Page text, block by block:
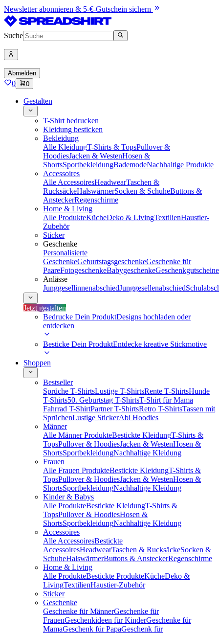
Newsletter abonnieren & 5-€-Gutschein sichern
Suche
Abmelden
0 0
Gestalten
T-Shirt bedrucken
Kleidung besticken
Bekleidung
Alle KleidungT-Shirts & TopsPullover &
HoodiesJacken & WestenHosen &
ShortsSportbekleidungBademodeNachhaltige Produkte
Accessoires
Alle AccessoiresHeadwearTaschen &
RucksäckeHalswärmerSocken & SchuheButtons &
AnsteckerRegenschirme
Home & Living
Alle ProdukteKücheDeko & LivingTextilienHaustier-
Zubehör
Sticker
Geschenke
Personalisierte
GeschenkeGeburtstagsgeschenkeGeschenke für
PaareFotogeschenkeBabygeschenkeGeschenkgutscheine
Anlässe
JunggesellinnenabschiedJunggesellenabschied
Jetzt gestalten
Bedrucke Dein ProduktDesigns hochladen oder
entdecken
Besticke Dein ProduktEntdecke kreative Stickmotive
Shoppen
Bestseller
Sprüche T-ShirtsLustige T-ShirtsRente T-ShirtsHunde
T-Shirts50. Geburtstag T-ShirtsT-Shirt für Mama
Fahrrad T-ShirtPartner T-ShirtsRetro T-ShirtsTassen mit
SprüchenLustige StickerAbi Hoodies
Männer
Alle Männer ProdukteBestickte KleidungT-Shirts &
TopsPullover & HoodiesJacken & WestenHosen &
ShortsSportbekleidungNachhaltige Kleidung
Frauen
Alle Frauen ProdukteBestickte KleidungT-Shirts &
TopsPullover & HoodiesJacken & WestenHosen &
ShortsSportbekleidungNachhaltige Kleidung
Kinder & Babys
Alle ProdukteBestickte KleidungT-Shirts &
TopsPullover & HoodiesHosen &
ShortsSportbekleidungNachhaltige Kleidung
Accessoires
Alle AccessoiresBestickte
AccessoiresHeadwearTaschen & RucksäckeSocken &
SchuheHalswärmerButtons & AnsteckerRegenschirme
Home & Living
Alle ProdukteBestickte ProdukteKücheDeko &
LivingTextilienHaustier-Zubehör
Sticker
Geschenke
Geschenke für MännerGeschenke für
FrauenGeschenkideen für KinderGeschenke für
MamaGeschenk für PapaGeschenk für